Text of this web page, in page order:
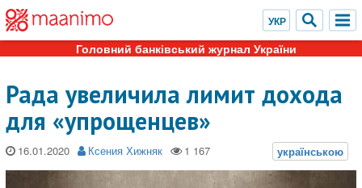
Головний банківський журнал України
Рада увеличила лимит дохода
для «упрощенцев»
16.01.2020 Ксения Хижняк